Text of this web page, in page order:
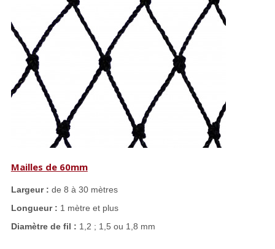
Mailles de 60mm
Largeur : de 8 à 30 mètres
Longueur : 1 mètre et plus
Diamètre de fil : 1,2 ; 1,5 ou 1,8 mm